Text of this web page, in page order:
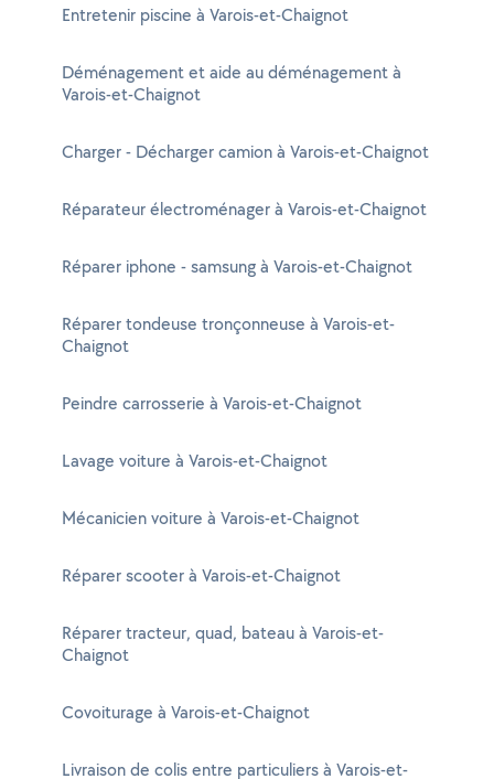
Entretenir piscine à Varois-et-Chaignot
Déménagement et aide au déménagement à
Varois-et-Chaignot
Charger - Décharger camion à Varois-et-Chaignot
Réparateur électroménager à Varois-et-Chaignot
Réparer iphone - samsung à Varois-et-Chaignot
Réparer tondeuse tronçonneuse à Varois-et-
Chaignot
Peindre carrosserie à Varois-et-Chaignot
Lavage voiture à Varois-et-Chaignot
Mécanicien voiture à Varois-et-Chaignot
Réparer scooter à Varois-et-Chaignot
Réparer tracteur, quad, bateau à Varois-et-
Chaignot
Covoiturage à Varois-et-Chaignot
Livraison de colis entre particuliers à Varois-et-